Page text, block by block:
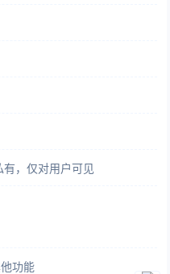
，仅对用户可见
功能